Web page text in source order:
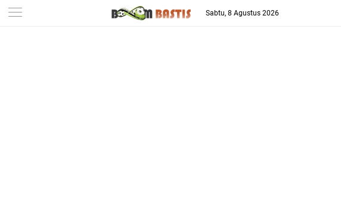
-->
Sabtu, 8 Agustus 2026